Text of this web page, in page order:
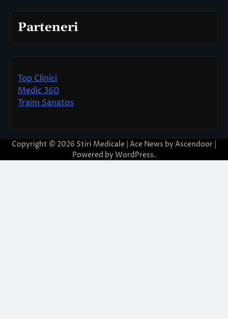
Parteneri
Top Clinici
Medic 360
Traim Sanatos
Copyright © 2026 Stiri Medicale | Ace News by Ascendoor
Powered by WordPress.